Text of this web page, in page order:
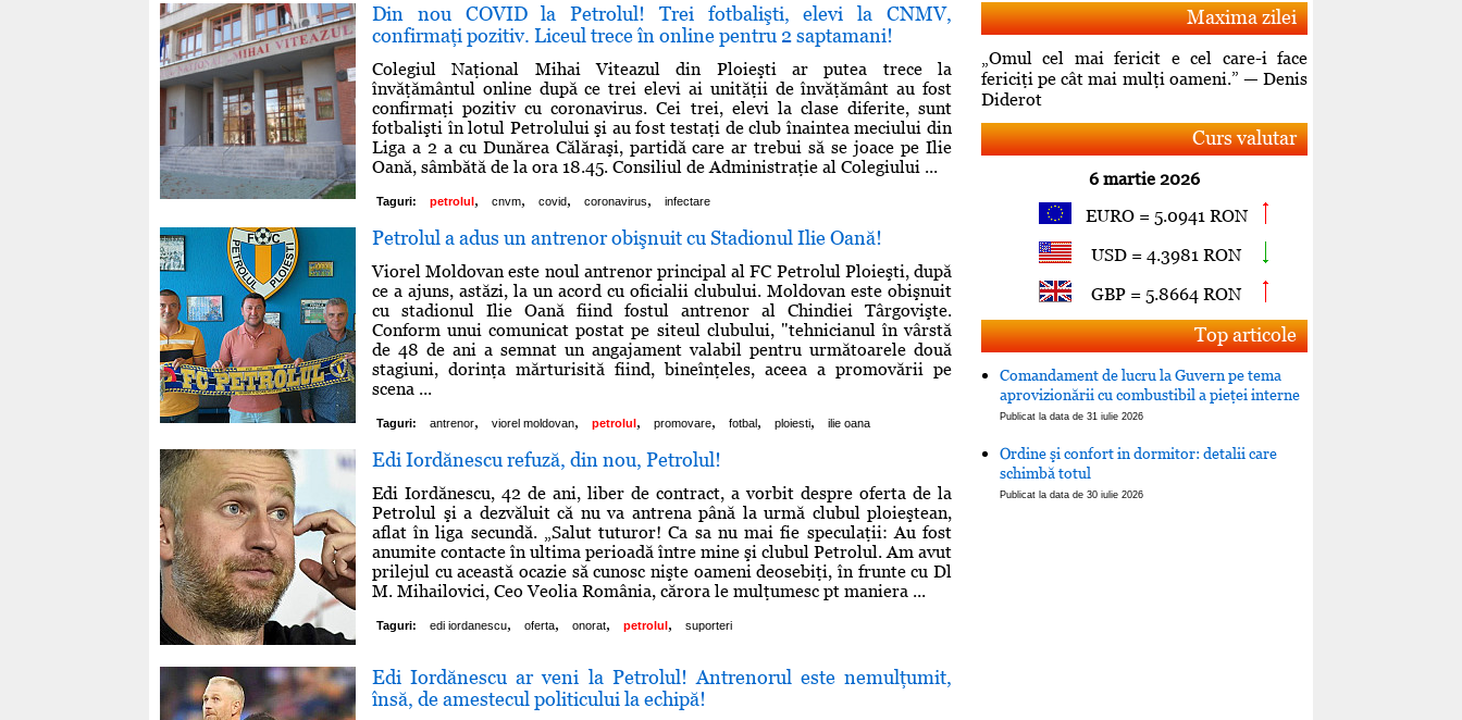
Din nou COVID la Petrolul! Trei fotbalişti, elevi la CNMV,
confirmaţi pozitiv. Liceul trece în online pentru 2 saptamani!
Colegiul Naţional Mihai Viteazul din Ploieşti ar putea trece la
învăţământul online după ce trei elevi ai unităţii de învăţământ au fost
confirmaţi pozitiv cu coronavirus. Cei trei, elevi la clase diferite, sunt
fotbalişti în lotul Petrolului şi au fost testaţi de club înaintea meciului din
Liga a 2 a cu Dunărea Călăraşi, partidă care ar trebui să se joace pe Ilie
Oană, sâmbătă de la ora 18.45. Consiliul de Administraţie al Colegiului ...
Taguri: petrolul, cnvm, covid, coronavirus, infectare
Petrolul a adus un antrenor obişnuit cu Stadionul Ilie Oană!
Viorel Moldovan este noul antrenor principal al FC Petrolul Ploieşti, după
ce a ajuns, astăzi, la un acord cu oficialii clubului. Moldovan este obişnuit
cu stadionul Ilie Oană fiind fostul antrenor al Chindiei Târgovişte.
Conform unui comunicat postat pe siteul clubului, "tehnicianul în vârstă
de 48 de ani a semnat un angajament valabil pentru următoarele două
stagiuni, dorinţa mărturisită fiind, bineînţeles, aceea a promovării pe
scena ...
Taguri: antrenor, viorel moldovan, petrolul, promovare, fotbal, ploiesti, ilie oana
Edi Iordănescu refuză, din nou, Petrolul!
Edi Iordănescu, 42 de ani, liber de contract, a vorbit despre oferta de la
Petrolul şi a dezvăluit că nu va antrena până la urmă clubul ploieştean,
aflat în liga secundă. „Salut tuturor! Ca sa nu mai fie speculaţii: Au fost
anumite contacte în ultima perioadă între mine şi clubul Petrolul. Am avut
prilejul cu această ocazie să cunosc nişte oameni deosebiţi, în frunte cu Dl
M. Mihailovici, Ceo Veolia România, cărora le mulţumesc pt maniera ...
Taguri: edi iordanescu, oferta, onorat, petrolul, suporteri
Edi Iordănescu ar veni la Petrolul! Antrenorul este nemulţumit,
însă, de amestecul politicului la echipă!
Maxima zilei
„Omul cel mai fericit e cel care-i face
fericiţi pe cât mai mulţi oameni.” — Denis
Diderot
Curs valutar
6 martie 2026
EURO = 5.0941 RON
USD = 4.3981 RON
GBP = 5.8664 RON
Top articole
Comandament de lucru la Guvern pe tema
aprovizionării cu combustibil a pieţei interne
Publicat la data de 31 iulie 2026
Ordine şi confort in dormitor: detalii care
schimbă totul
Publicat la data de 30 iulie 2026